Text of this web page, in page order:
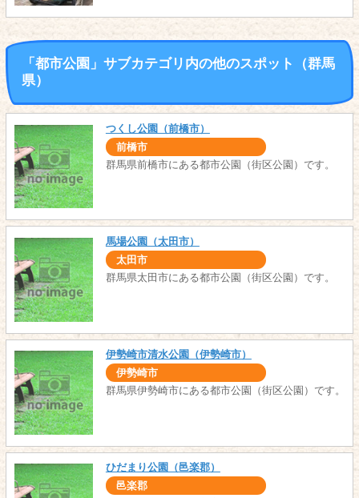
「都市公園」サブカテゴリ内の他のスポット（群馬
県）
つくし公園（前橋市）
前橋市
群馬県前橋市にある都市公園（街区公園）です。
馬場公園（太田市）
太田市
群馬県太田市にある都市公園（街区公園）です。
伊勢崎市清水公園（伊勢崎市）
伊勢崎市
群馬県伊勢崎市にある都市公園（街区公園）です。
ひだまり公園（邑楽郡）
邑楽郡